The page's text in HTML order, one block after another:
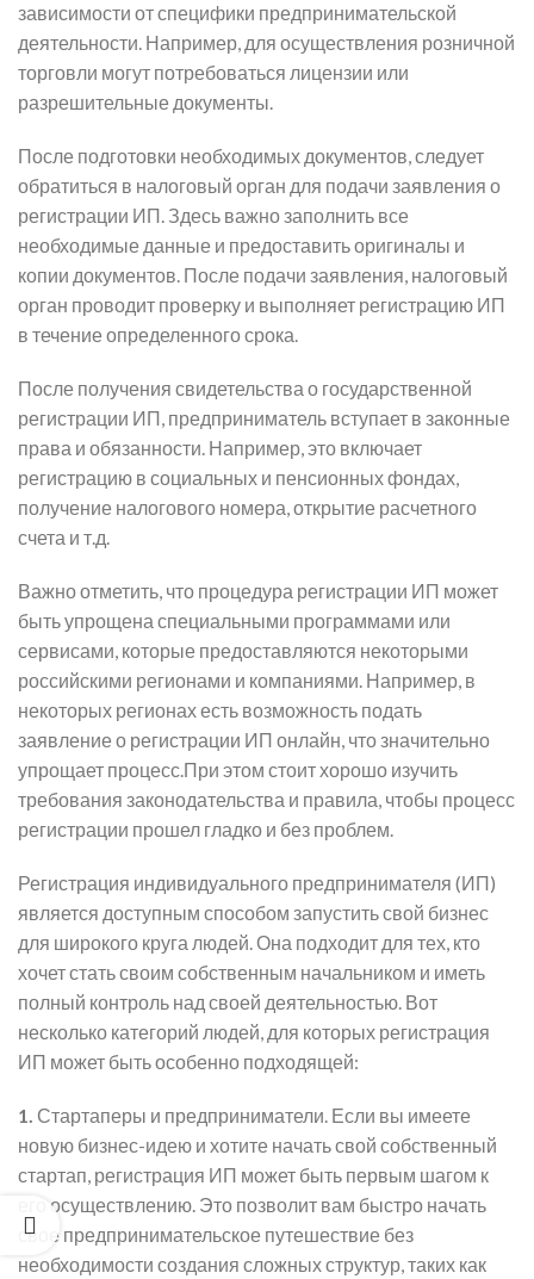
зависимости от специфики предпринимательской
деятельности. Например, для осуществления розничной
торговли могут потребоваться лицензии или
разрешительные документы.
После подготовки необходимых документов, следует
обратиться в налоговый орган для подачи заявления о
регистрации ИП. Здесь важно заполнить все
необходимые данные и предоставить оригиналы и
копии документов. После подачи заявления, налоговый
орган проводит проверку и выполняет регистрацию ИП
в течение определенного срока.
После получения свидетельства о государственной
регистрации ИП, предприниматель вступает в законные
права и обязанности. Например, это включает
регистрацию в социальных и пенсионных фондах,
получение налогового номера, открытие расчетного
счета и т.д.
Важно отметить, что процедура регистрации ИП может
быть упрощена специальными программами или
сервисами, которые предоставляются некоторыми
российскими регионами и компаниями. Например, в
некоторых регионах есть возможность подать
заявление о регистрации ИП онлайн, что значительно
упрощает процесс.При этом стоит хорошо изучить
требования законодательства и правила, чтобы процесс
регистрации прошел гладко и без проблем.
Регистрация индивидуального предпринимателя (ИП)
является доступным способом запустить свой бизнес
для широкого круга людей. Она подходит для тех, кто
хочет стать своим собственным начальником и иметь
полный контроль над своей деятельностью. Вот
несколько категорий людей, для которых регистрация
ИП может быть особенно подходящей:
1. Стартаперы и предприниматели. Если вы имеете
новую бизнес-идею и хотите начать свой собственный
стартап, регистрация ИП может быть первым шагом к
его осуществлению. Это позволит вам быстро начать
свое предпринимательское путешествие без
необходимости создания сложных структур, таких как